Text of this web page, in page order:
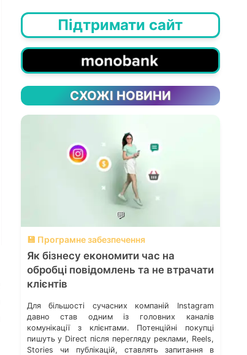
Підтримати сайт
СХОЖІ НОВИНИ
💬
💾 Програмне забезпечення
Як бізнесу економити час на
обробці повідомлень та не втрачати
клієнтів
Для більшості сучасних компаній Instagram
давно став одним із головних каналів
комунікації з клієнтами. Потенційні покупці
пишуть у Direct після перегляду реклами, Reels,
Stories чи публікацій, ставлять запитання в